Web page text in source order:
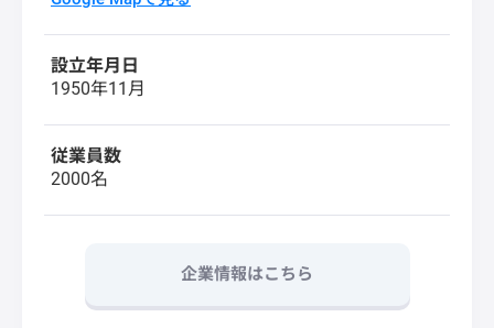
設立年月日
1950年11月
従業員数
2000名
企業情報はこちら